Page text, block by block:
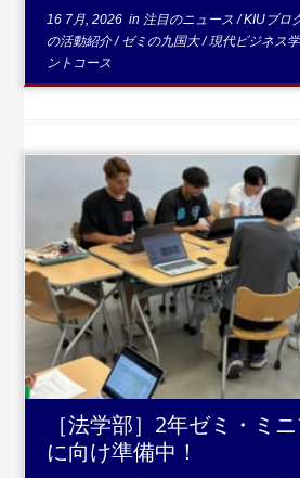
16 7月, 2026 in 注目のニュース/KIUブロ
の活動紹介/ゼミの九国大/現代ビジネス
ントコース
...続きを読む
［法学部］2年ゼミ・ミ
に向け準備中！